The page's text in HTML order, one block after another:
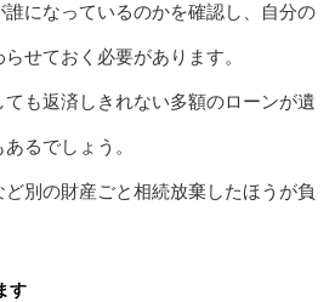
誰になっているのかを確認し、自分の
せておく必要があります。
も返済しきれない多額のローンが遺
るでしょう。
別の財産ごと相続放棄したほうが負
す